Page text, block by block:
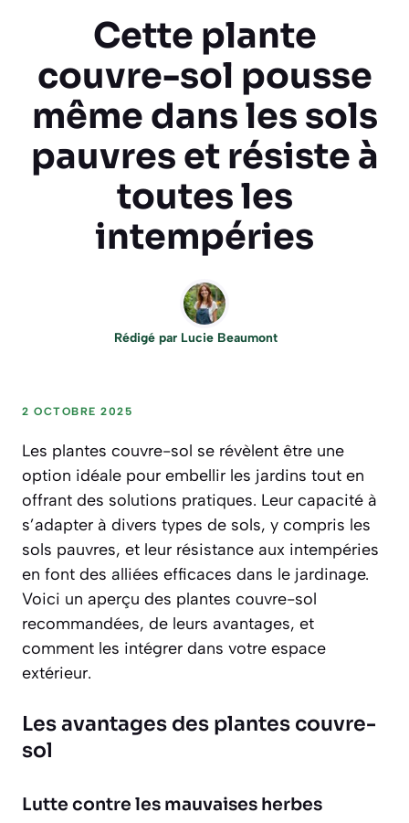
Cette plante
couvre-sol pousse
même dans les sols
pauvres et résiste à
toutes les
intempéries
Rédigé par Lucie Beaumont
2 OCTOBRE 2025
Les plantes couvre-sol se révèlent être une
option idéale pour embellir les jardins tout en
offrant des solutions pratiques. Leur capacité à
s’adapter à divers types de sols, y compris les
sols pauvres, et leur résistance aux intempéries
en font des alliées efficaces dans le jardinage.
Voici un aperçu des plantes couvre-sol
recommandées, de leurs avantages, et
comment les intégrer dans votre espace
extérieur.
Les avantages des plantes couvre-
sol
Lutte contre les mauvaises herbes